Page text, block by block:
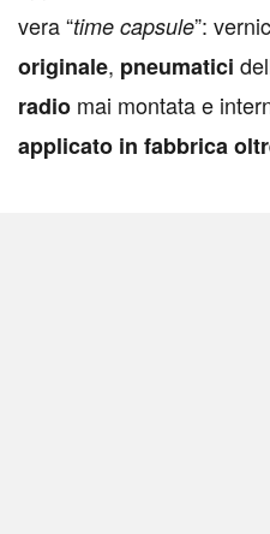
vera “time capsule”:
originale, pneumatici
radio mai montata e
applicato in fabbrica